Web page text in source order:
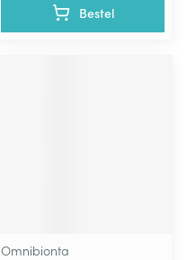
Bestel
Omnibionta